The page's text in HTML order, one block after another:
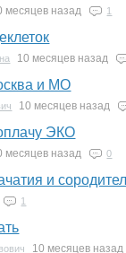
месяцев назад 1
10 месяцев назад
и МО
10 месяцев назад
ЭКО
месяцев назад 0
и
1
10 месяцев назад